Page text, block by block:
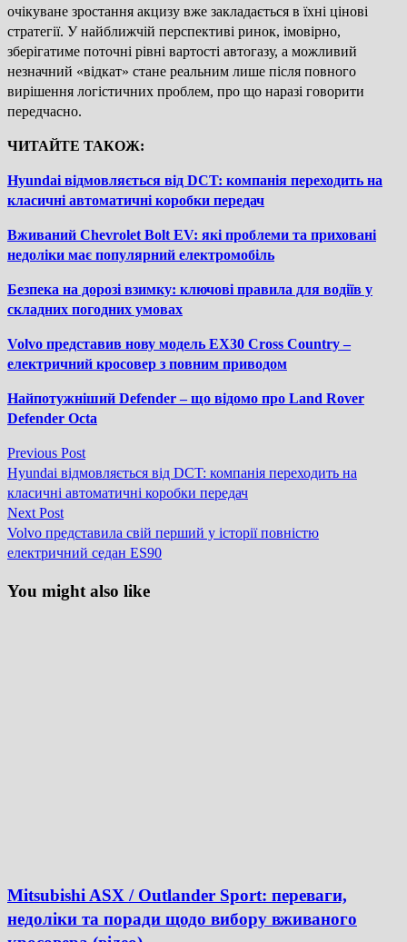
очікуване зростання акцизу вже закладається в їхні цінові
стратегії. У найближчій перспективі ринок, імовірно,
зберігатиме поточні рівні вартості автогазу, а можливий
незначний «відкат» стане реальним лише після повного
вирішення логістичних проблем, про що наразі говорити
передчасно.
ЧИТАЙТЕ ТАКОЖ:
Hyundai відмовляється від DCT: компанія переходить на
класичні автоматичні коробки передач
Вживаний Chevrolet Bolt EV: які проблеми та приховані
недоліки має популярний електромобіль
Безпека на дорозі взимку: ключові правила для водіїв у
складних погодних умовах
Volvo представив нову модель EX30 Cross Country –
електричний кросовер з повним приводом
Найпотужніший Defender – що відомо про Land Rover
Defender Octa
Навігація
записів
Previous PostPrevious
post:
Hyundai відмовляється від DCT: компанія переходить на
класичні автоматичні коробки передач
Next PostNext
post:
Volvo представила свій перший у історії повністю
електричний седан ES90
You might also like
Mitsubishi ASX / Outlander Sport: переваги,
недоліки та поради щодо вибору вживаного